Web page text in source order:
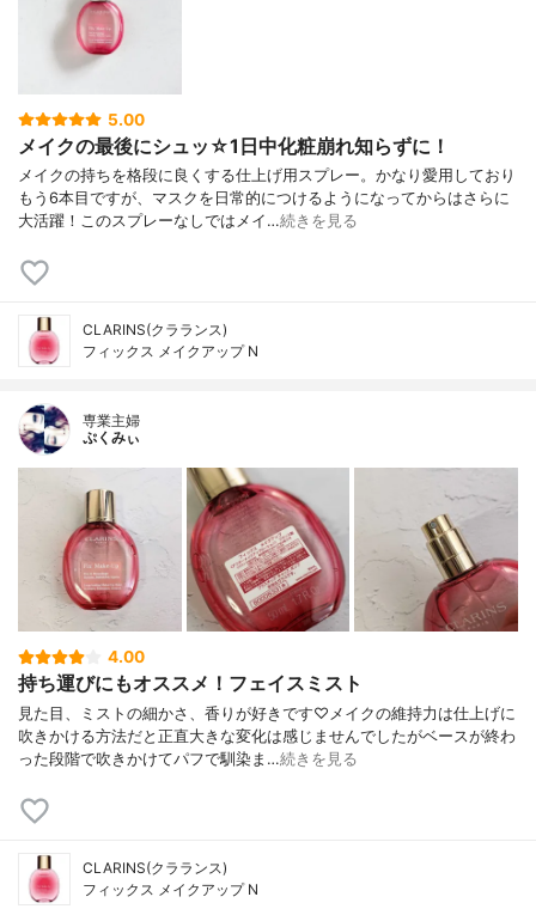
5.00
メイクの最後にシュッ☆1日中化粧崩れ知らずに！
メイクの持ちを格段に良くする仕上げ用スプレー。かなり愛用しており
もう6本目ですが、マスクを日常的につけるようになってからはさらに
大活躍！このスプレーなしではメイ…続きを見る
CLARINS(クラランス)
フィックス メイクアップ N
専業主婦
ぷくみぃ
4.00
持ち運びにもオススメ！フェイスミスト
見た目、ミストの細かさ、香りが好きです♡メイクの維持力は仕上げに
吹きかける方法だと正直大きな変化は感じませんでしたがベースが終わ
った段階で吹きかけてパフで馴染ま…続きを見る
CLARINS(クラランス)
フィックス メイクアップ N